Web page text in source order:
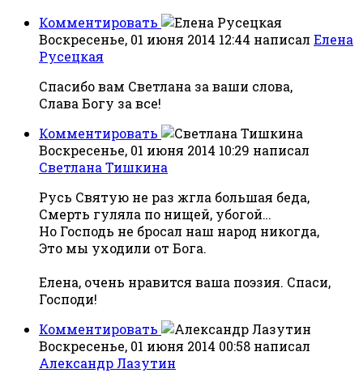
Комментировать
Воскресенье, 01 июня 2014 12:44 написал Елена
Русецкая
Спасибо вам Светлана за ваши слова,
Слава Богу за все!
Комментировать
Воскресенье, 01 июня 2014 10:29 написал
Светлана Тишкина
Русь Святую не раз жгла большая беда,
Смерть гуляла по нищей, убогой…
Но Господь не бросал наш народ никогда,
Это мы уходили от Бога.
Елена, очень нравится ваша поэзия. Спаси,
Господи!
Комментировать
Воскресенье, 01 июня 2014 00:58 написал
Александр Лазутин